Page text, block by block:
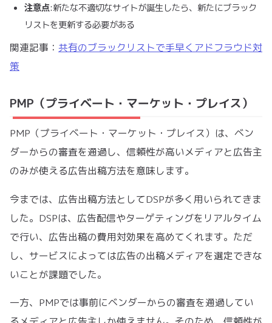
注意点:新たな不適切なサイトが誕生したら、新たにブラック
リストを更新する必要がある
関連記事： 共有のブラックリストで手早くアドフラウド対
策
PMP（プライベート・マーケット・プレイス）
PMP（プライベート・マーケット・プレイス）は、ベン
ダーからの審査を通過し、信頼性が高いメディアと広告主
のみが使える広告出稿方法を意味します。
今までは、広告出稿方法としてDSPが多く用いられてきま
した。DSPは、広告配信やターゲティングをリアルタイム
で行い、広告出稿の費用対効果を高めてくれます。ただ
し、サービスによっては広告の出稿メディアを選定できな
いことが課題でした。
一方、PMPでは事前にベンダーからの審査を通過してい